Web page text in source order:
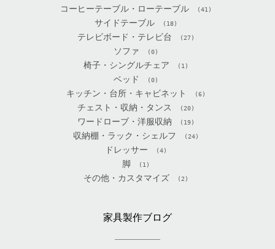
コーヒーテーブル・ローテーブル (41)
サイドテーブル (18)
テレビボード・テレビ台 (27)
ソファ (0)
椅子・シングルチェア (1)
ベッド (0)
キッチン・台所・キャビネット (6)
チェスト・収納・タンス (20)
ワードローブ・洋服収納 (19)
収納棚・ラック・シェルフ (24)
ドレッサー (4)
脚 (1)
その他・カスタマイズ (2)
家具製作ブログ